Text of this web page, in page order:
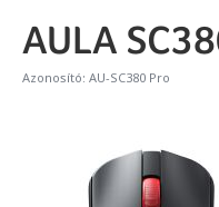
AULA
Azonosító: AU-SC380 Pro